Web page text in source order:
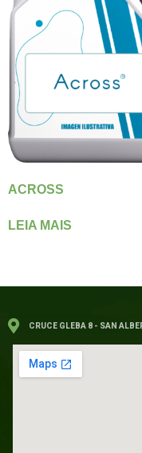
ACROSS
LEIA MAIS
CRUCE GLEBA 8 - SAN